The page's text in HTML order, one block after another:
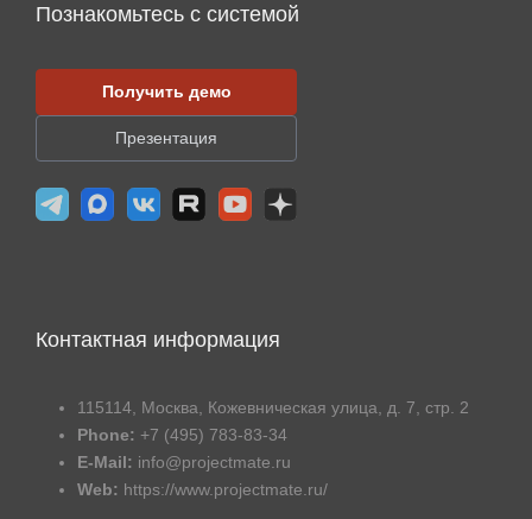
Познакомьтесь с системой
Получить демо
Презентация
Контактная информация
115114, Москва, Кожевническая улица, д. 7, стр. 2
Phone: +7 (495) 783-83-34
E-Mail: info@projectmate.ru
Web: https://www.projectmate.ru/